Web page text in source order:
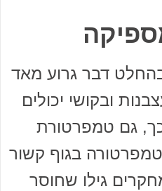
דבר גרוע מאד
ובקושי יכולים
גם טמפרטורת
בגוף קשור
גילו שחוסר